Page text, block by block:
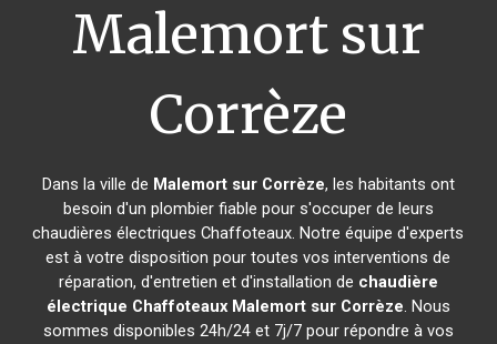
Malemort sur
Corrèze
Dans la ville de Malemort sur Corrèze, les habitants ont
besoin d'un plombier fiable pour s'occuper de leurs
chaudières électriques Chaffoteaux. Notre équipe d'experts
est à votre disposition pour toutes vos interventions de
réparation, d'entretien et d'installation de chaudière
électrique Chaffoteaux Malemort sur Corrèze. Nous
sommes disponibles 24h/24 et 7j/7 pour répondre à vos